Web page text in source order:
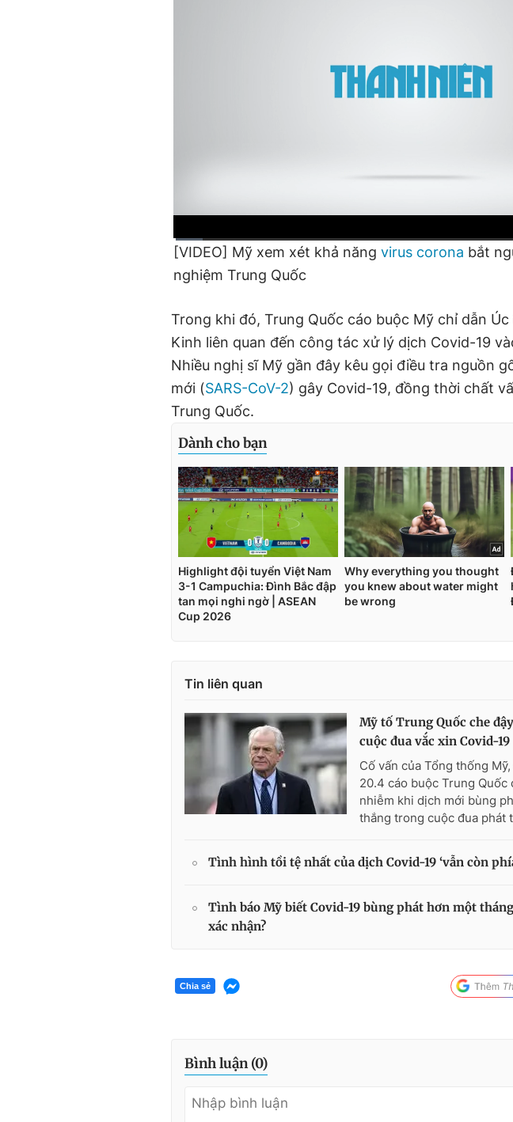
Current
Time
0:02 / Duration
3:28
[VIDEO] Mỹ xem xét khả năng virus corona bắt
nghiệm Trung Quốc
Trong khi đó, Trung Quốc cáo buộc Mỹ chỉ dẫn
Kinh liên quan đến công tác xử lý dịch Covid-19
Nhiều nghị sĩ Mỹ gần đây kêu gọi điều tra nguồn
mới (SARS-CoV-2) gây Covid-19, đồng thời chất
Trung Quốc.
Tin liên quan
Mỹ tố Trung Quốc che
cuộc đua vắc xin Covid-19
Cố vấn của Tổng thống
20.4 cáo buộc Trung
nhiễm khi dịch mới bùng
thắng trong cuộc đua phát
Tình hình tồi tệ nhất của dịch Covid-19 ‘vẫn còn
Tình báo Mỹ biết Covid-19 bùng phát hơn một
xác nhận?
Chia sẻ
Bình luận (0)